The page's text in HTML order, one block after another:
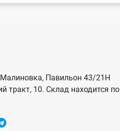
Павильон 43/21Н
тракт, 10. Склад находится по